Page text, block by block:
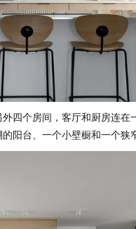
四个房间，客厅和厨房连在
阳台、一个小壁橱和一个狭